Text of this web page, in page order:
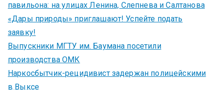
павильона: на улицах Ленина, Слепнева и Салтанова
«Дары природы» приглашают! Успейте подать
заявку!
Выпускники МГТУ им. Баумана посетили
производства ОМК
Наркосбытчик-рецидивист задержан полицейскими
в Выксе